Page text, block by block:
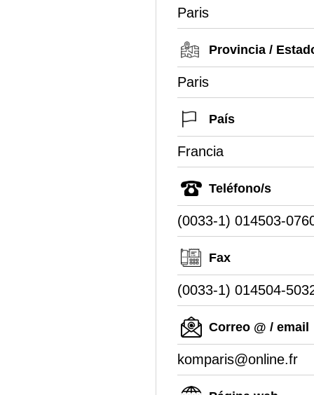
Paris
Provincia /
Paris
País
Francia
Teléfono/s
(0033-1) 014503-
Fax
(0033-1) 014504-
Correo @ / email
komparis@online.fr